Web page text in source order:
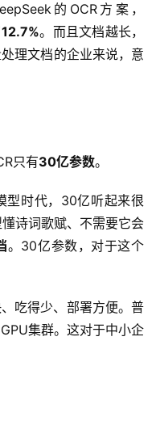
的OCR方案，
12.7%。而且文档越长，
理文档的企业来说，意
只有30亿参数。
型时代，30亿听起来很
诗词歌赋、不需要它会
。30亿参数，对于这个
吃得少、部署方便。普
集群。这对于中小企